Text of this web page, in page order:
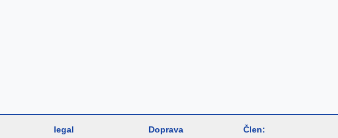
legal Doprava Člen: